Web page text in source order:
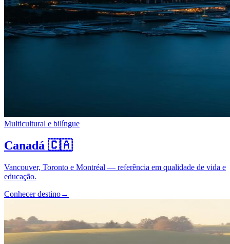
Multicultural e bilíngue
Canadá 🇨🇦
Vancouver, Toronto e Montréal — referência em qualidade de vida e
educação.
Conhecer destino→